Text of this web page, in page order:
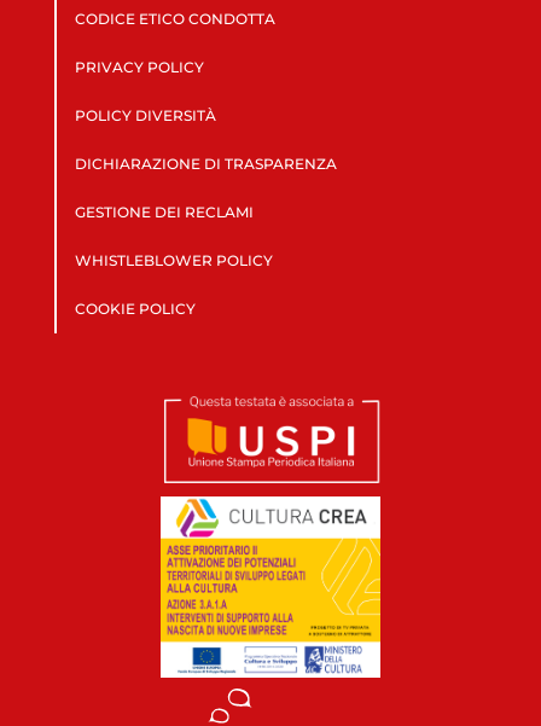
CODICE ETICO CONDOTTA
PRIVACY POLICY
POLICY DIVERSITÀ
DICHIARAZIONE DI TRASPARENZA
GESTIONE DEI RECLAMI
WHISTLEBLOWER POLICY
COOKIE POLICY